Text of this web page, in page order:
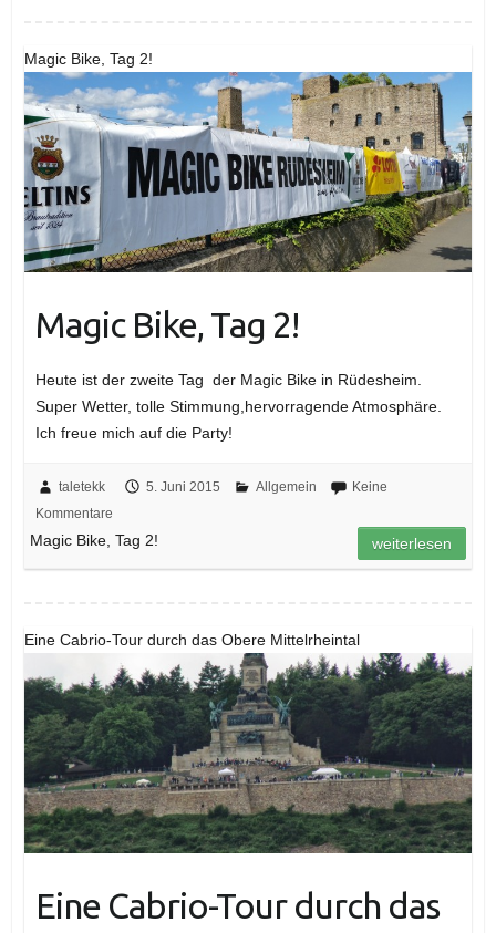
Magic Bike, Tag 2!
Magic Bike, Tag 2!
Heute ist der zweite Tag der Magic Bike in Rüdesheim.
Super Wetter, tolle Stimmung,hervorragende Atmosphäre.
Ich freue mich auf die Party!
taletekk 5. Juni 2015 Allgemein
Keine
Kommentare
Magic Bike, Tag 2! weiterlesen
Eine Cabrio-Tour durch das Obere Mittelrheintal
Eine Cabrio-Tour durch das